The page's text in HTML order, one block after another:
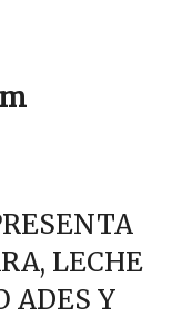
LECHE
ADES Y